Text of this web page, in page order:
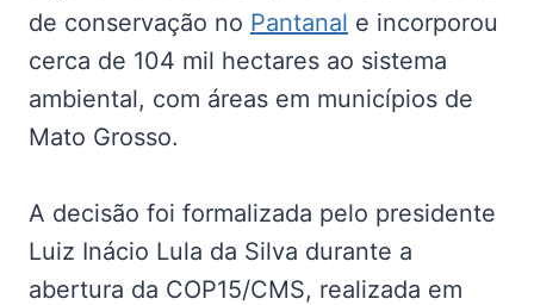
de conservação no Pantanal e incorporou
cerca de 104 mil hectares ao sistema
ambiental, com áreas em municípios de
Mato Grosso.
A decisão foi formalizada pelo presidente
Luiz Inácio Lula da Silva durante a
abertura da COP15/CMS, realizada em